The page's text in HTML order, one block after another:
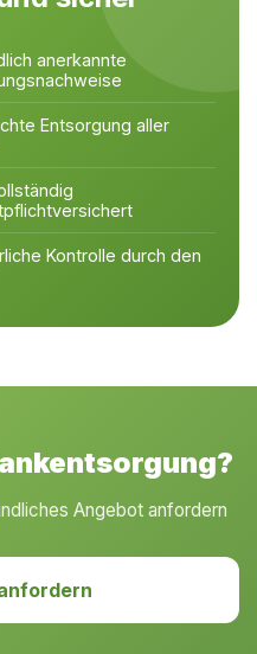
anerkannte
Entsorgung aller
Kontrolle durch den
Angebot anfordern